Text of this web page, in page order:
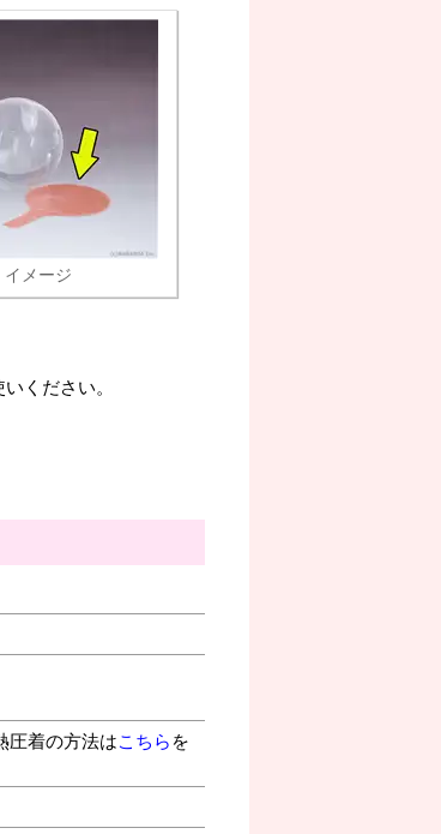
イメージ
ください。
圧着の方法はこちら を